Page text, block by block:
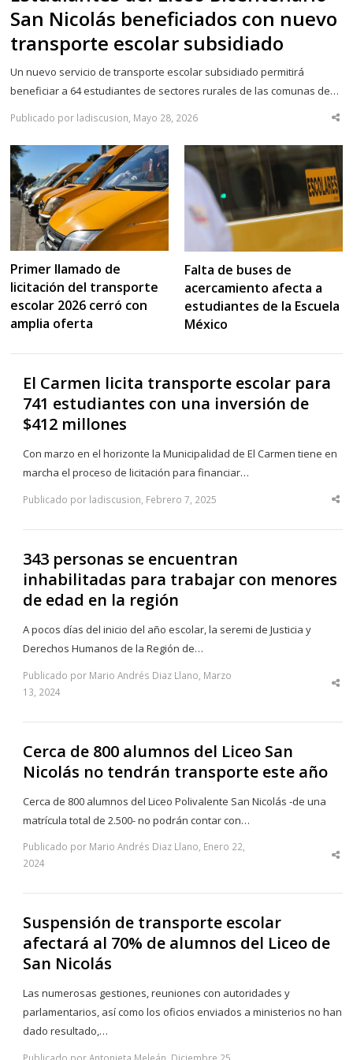
San Nicolás beneficiados con nuevo
transporte escolar subsidiado
Un nuevo servicio de transporte escolar subsidiado permitirá
beneficiar a 64 estudiantes de sectores rurales de las comunas de…
Publicado por ladiscusion, Mayo 28, 2026
Primer llamado de
licitación del transporte
escolar 2026 cerró con
amplia oferta
Falta de buses de
acercamiento afecta a
estudiantes de la Escuela
México
El Carmen licita transporte escolar para
741 estudiantes con una inversión de
$412 millones
Con marzo en el horizonte la Municipalidad de El Carmen tiene en
marcha el proceso de licitación para financiar…
Publicado por ladiscusion, Febrero 7, 2025
343 personas se encuentran
inhabilitadas para trabajar con menores
de edad en la región
A pocos días del inicio del año escolar, la seremi de Justicia y
Derechos Humanos de la Región de…
Publicado por Mario Andrés Diaz Llano, Marzo
13, 2024
Cerca de 800 alumnos del Liceo San
Nicolás no tendrán transporte este año
Cerca de 800 alumnos del Liceo Polivalente San Nicolás -de una
matrícula total de 2.500- no podrán contar con…
Publicado por Mario Andrés Diaz Llano, Enero 22,
2024
Suspensión de transporte escolar
afectará al 70% de alumnos del Liceo de
San Nicolás
Las numerosas gestiones, reuniones con autoridades y
parlamentarios, así como los oficios enviados a ministerios no han
dado resultado,…